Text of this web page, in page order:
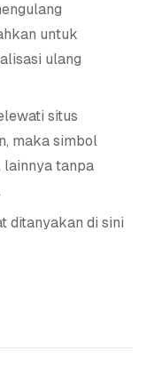
untuk
ulang
situs
maka simbol
lainnya tanpa
ditanyakan di sini